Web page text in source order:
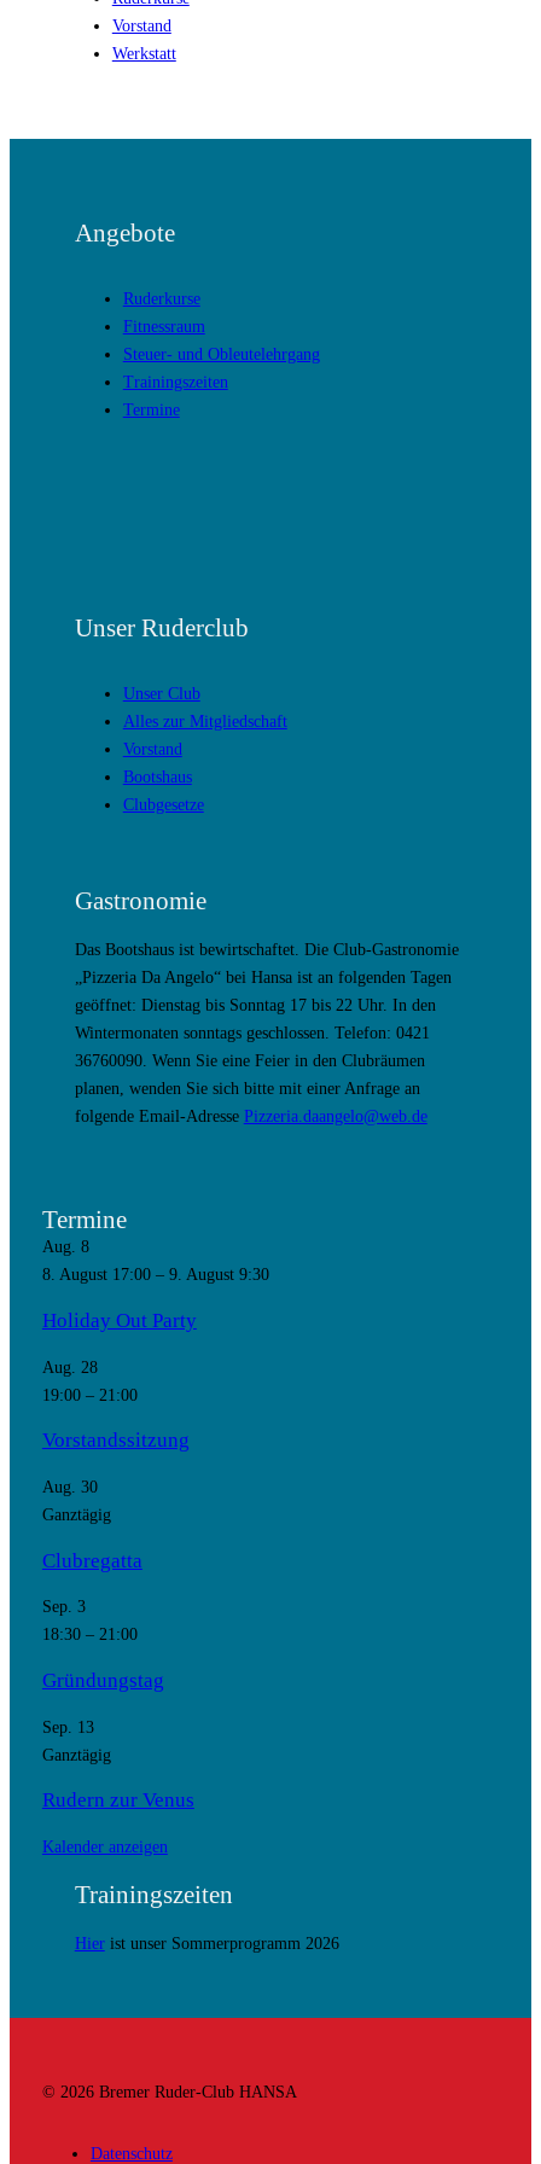
Vorstand
Werkstatt
Angebote
Ruderkurse
Fitnessraum
Steuer- und Obleutelehrgang
Trainingszeiten
Termine
Unser Ruderclub
Unser Club
Alles zur Mitgliedschaft
Vorstand
Bootshaus
Clubgesetze
Gastronomie
Das Bootshaus ist bewirtschaftet. Die Club-Gastronomie
„Pizzeria Da Angelo“ bei Hansa ist an folgenden Tagen
geöffnet: Dienstag bis Sonntag 17 bis 22 Uhr. In den
Wintermonaten sonntags geschlossen. Telefon: 0421
36760090. Wenn Sie eine Feier in den Clubräumen
planen, wenden Sie sich bitte mit einer Anfrage an
folgende Email-Adresse Pizzeria.daangelo@web.de
Termine
Aug. 8
8. August 17:00– 9. August 9:30
Holiday Out Party
Aug. 28
19:00– 21:00
Vorstandssitzung
Aug. 30
Ganztägig
Clubregatta
Sep. 3
18:30– 21:00
Gründungstag
Sep. 13
Ganztägig
Rudern zur Venus
Kalender anzeigen
Trainingszeiten
Hierist unser Sommerprogramm 2026
© 2026 Bremer Ruder-Club HANSA
Datenschutz